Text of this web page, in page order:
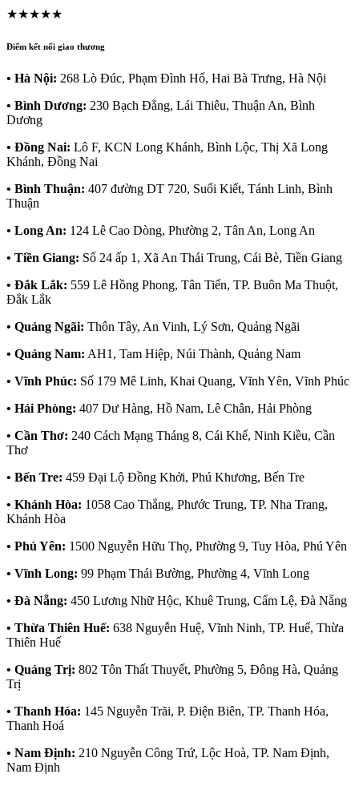
★★★★★
Điểm kết nối giao thương
• Hà Nội: 268 Lò Đúc, Phạm Đình Hổ, Hai Bà Trưng, Hà Nội
• Bình Dương: 230 Bạch Đằng, Lái Thiêu, Thuận An, Bình
Dương
• Đồng Nai: Lô F, KCN Long Khánh, Bình Lộc, Thị Xã Long
Khánh, Đồng Nai
• Bình Thuận: 407 đường DT 720, Suối Kiết, Tánh Linh, Bình
Thuận
• Long An: 124 Lê Cao Dòng, Phường 2, Tân An, Long An
• Tiền Giang: Số 24 ấp 1, Xã An Thái Trung, Cái Bè, Tiền Giang
• Đắk Lắk: 559 Lê Hồng Phong, Tân Tiến, TP. Buôn Ma Thuột,
Đắk Lắk
• Quảng Ngãi: Thôn Tây, An Vinh, Lý Sơn, Quảng Ngãi
• Quảng Nam: AH1, Tam Hiệp, Núi Thành, Quảng Nam
• Vĩnh Phúc: Số 179 Mê Linh, Khai Quang, Vĩnh Yên, Vĩnh Phúc
• Hải Phòng: 407 Dư Hàng, Hồ Nam, Lê Chân, Hải Phòng
• Cần Thơ: 240 Cách Mạng Tháng 8, Cái Khế, Ninh Kiều, Cần
Thơ
• Bến Tre: 459 Đại Lộ Đồng Khởi, Phú Khương, Bến Tre
• Khánh Hòa: 1058 Cao Thắng, Phước Trung, TP. Nha Trang,
Khánh Hòa
• Phú Yên: 1500 Nguyễn Hữu Thọ, Phường 9, Tuy Hòa, Phú Yên
• Vĩnh Long: 99 Phạm Thái Bường, Phường 4, Vĩnh Long
• Đà Nẵng: 450 Lương Nhữ Hộc, Khuê Trung, Cẩm Lệ, Đà Nẵng
• Thừa Thiên Huế: 638 Nguyễn Huệ, Vĩnh Ninh, TP. Huế, Thừa
Thiên Huế
• Quảng Trị: 802 Tôn Thất Thuyết, Phường 5, Đông Hà, Quảng
Trị
• Thanh Hóa: 145 Nguyễn Trãi, P. Điện Biên, TP. Thanh Hóa,
Thanh Hoá
• Nam Định: 210 Nguyễn Công Trứ, Lộc Hoà, TP. Nam Định,
Nam Định